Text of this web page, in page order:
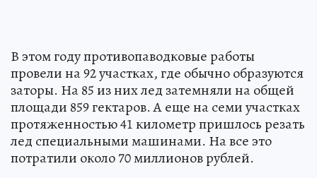
В этом году противопаводковые работы
провели на 92 участках, где обычно образуются
заторы. На 85 из них лед затемняли на общей
площади 859 гектаров. А еще на семи участках
протяженностью 41 километр пришлось резать
лед специальными машинами. На все это
потратили около 70 миллионов рублей.